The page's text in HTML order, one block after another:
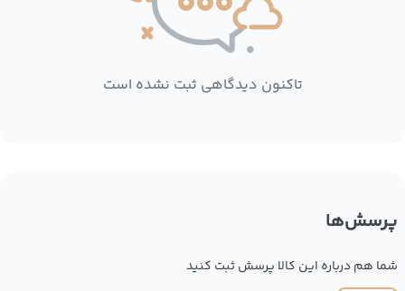
تاکنون دیدگاهی ثبت نشده است
پرسش‌ها
شما هم درباره این کالا پرسش ثبت کنید